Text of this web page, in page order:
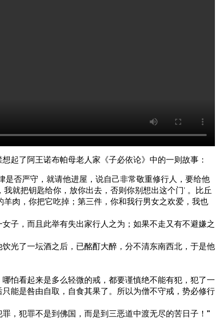
起了阿王诺布帕母老人家《子必依论》中的一则故事：
否严守，就请他进屋，说自己非常敬重修行人，要给他
就把钥匙给你，放你出去，否则你别想出这个门’ 。比丘
肉，你把它吃掉；第三件，你和我行男女之欢爱，我也
子，而且此举有失出家行人之为；如果不走又有不避嫌之
光了一坛酒之后，已酩酊大醉，分不清东南西北，于是他
怕看起来是多么轻微的戒，都要谨慎绝不能有犯，犯了一
能是咎由自取，自食其果了。所以为僧不守戒，势必修行
，犯罪不是到佛国，而是到三恶道中渡无尽的苦日子！ ”